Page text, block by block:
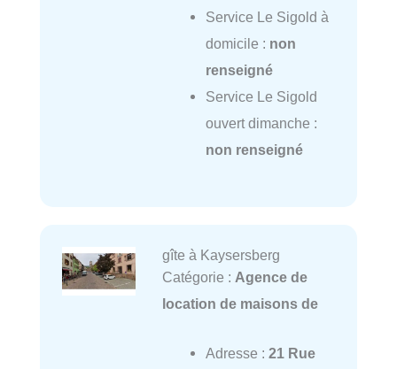
Service Le Sigold à
domicile : non
renseigné
Service Le Sigold
ouvert dimanche :
non renseigné
gîte à Kaysersberg
Catégorie : Agence de
location de maisons de
Adresse : 21 Rue